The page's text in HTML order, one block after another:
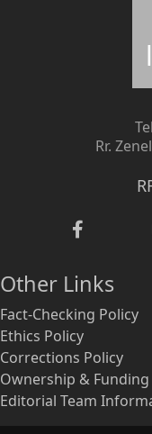
Rr.
Other Links
Fact-Checking Policy
Ethics Policy
Corrections Policy
Ownership &
Editorial Team